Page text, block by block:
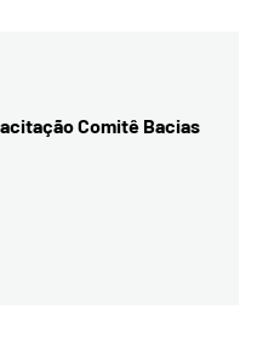
Comitê Bacias